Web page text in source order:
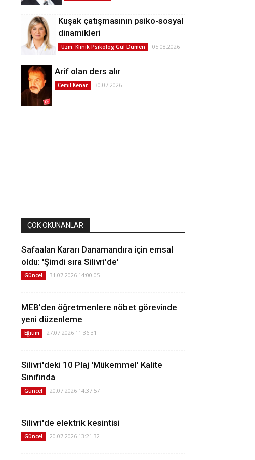
Kuşak çatışmasının psiko-sosyal
dinamikleri
Uzm. Klinik Psikolog Gül Dümen 05.08.2026
Arif olan ders alır
Cemil Kenar 30.07.2026
ÇOK OKUNANLAR
Safaalan Kararı Danamandıra için emsal
oldu: 'Şimdi sıra Silivri'de'
Güncel 31.07.2026 14:00:05
MEB'den öğretmenlere nöbet görevinde
yeni düzenleme
Eğitim 27.07.2026 11:36:31
Silivri'deki 10 Plaj 'Mükemmel' Kalite
Sınıfında
Güncel 20.07.2026 14:37:57
Silivri'de elektrik kesintisi
Güncel 20.07.2026 13:21:32